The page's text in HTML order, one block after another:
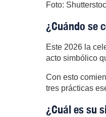
Foto:
¿Cuándo se
Este 2026 la
acto simbólico
Con esto
tres prácticas
¿Cuál es su